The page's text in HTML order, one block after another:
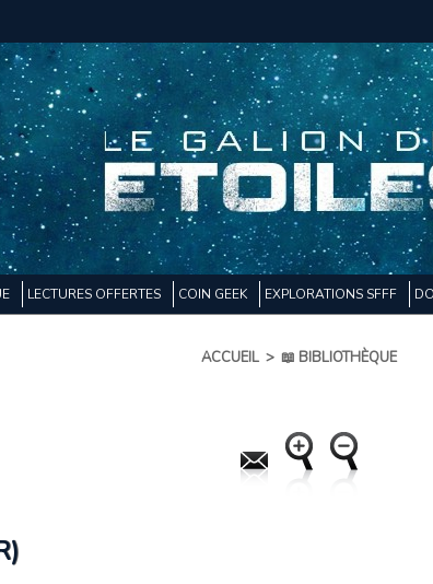
LECTURES OFFERTES COIN GEEK EXPLORATIONS SFFF
ACCUEIL > 📖 BIBLIOTHÈQUE